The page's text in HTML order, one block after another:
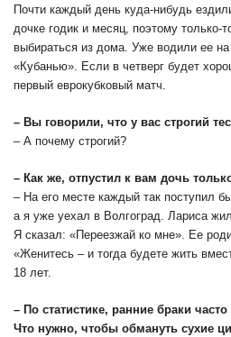
Почти каждый день куда-нибудь
дочке годик и месяц, поэтому только-
выбираться из дома. Уже водили ее
«Кубанью». Если в четверг будет
первый еврокубковый матч.
– Вы говорили, что у вас строгий
– А почему строгий?
– Как же, отпустил к вам дочь
– На его месте каждый так поступил
а я уже уехал в Волгоград. Лариса
Я сказал: «Переезжай ко мне». Ее
«Женитесь – и тогда будете жить
18 лет.
– По статистике, ранние браки
Что нужно, чтобы обмануть сухие